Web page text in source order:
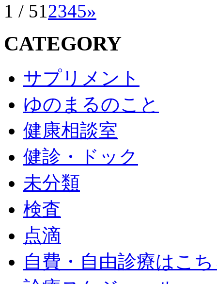
1 / 512345»
CATEGORY
サプリメント
ゆのまるのこと
健康相談室
健診・ドック
未分類
検査
点滴
自費・自由診療はこ